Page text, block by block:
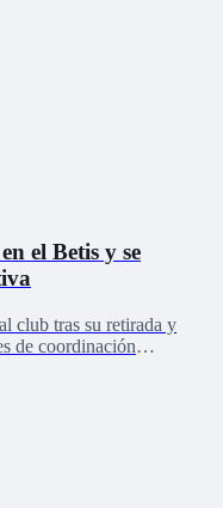
el Betis y se
club tras su retirada y
de coordinación